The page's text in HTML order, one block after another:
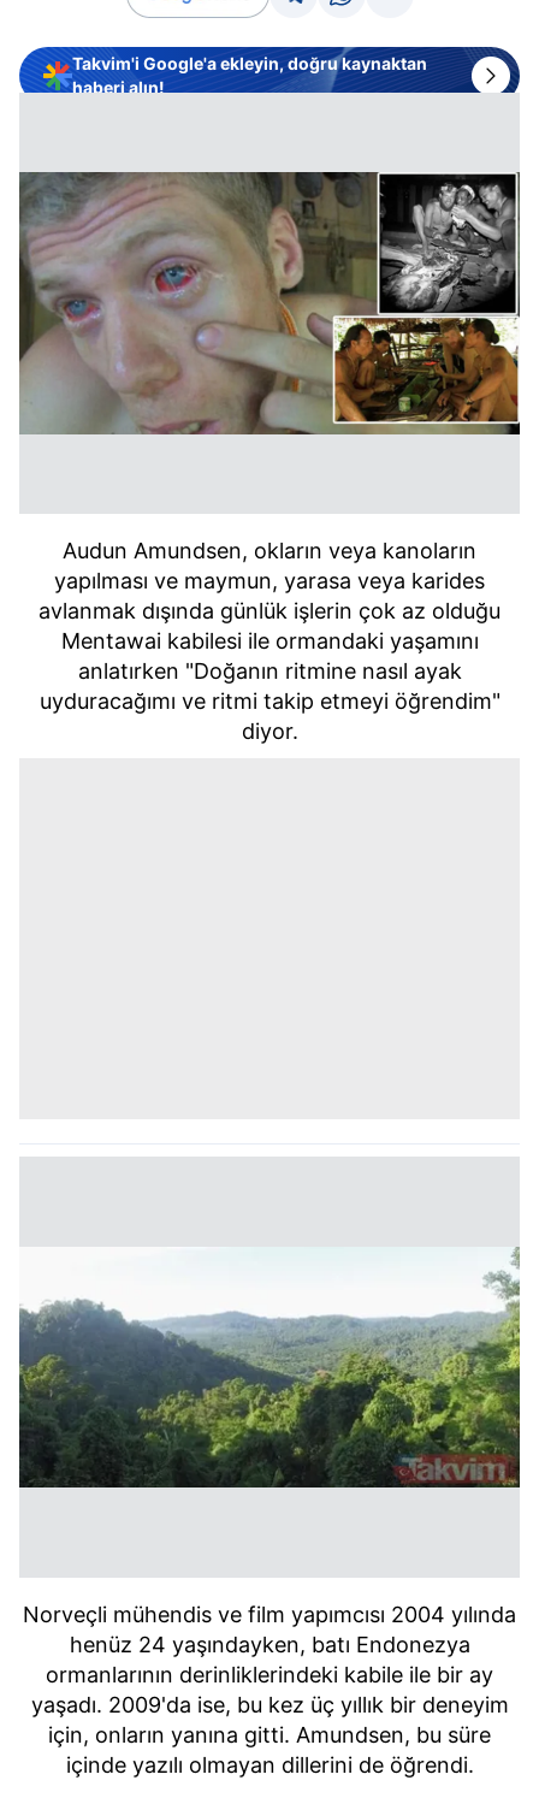
Takvim'i Google'a ekleyin, doğru kaynaktan
haberi alın!
Audun Amundsen, okların veya kanoların
yapılması ve maymun, yarasa veya karides
avlanmak dışında günlük işlerin çok az olduğu
Mentawai kabilesi ile ormandaki yaşamını
anlatırken "Doğanın ritmine nasıl ayak
uyduracağımı ve ritmi takip etmeyi öğrendim"
diyor.
Norveçli mühendis ve film yapımcısı 2004 yılında
henüz 24 yaşındayken, batı Endonezya
ormanlarının derinliklerindeki kabile ile bir ay
yaşadı. 2009'da ise, bu kez üç yıllık bir deneyim
için, onların yanına gitti. Amundsen, bu süre
içinde yazılı olmayan dillerini de öğrendi.